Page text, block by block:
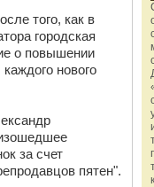
того, как в
городская
о повышении
нового
за счет
пятен".